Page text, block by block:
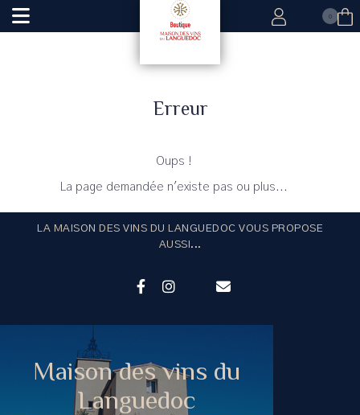
0
Erreur
Oups !
La page demandée n'existe pas ou plus...
LA MAISON DES VINS DU LANGUEDOC VOUS PROPOSE
AUSSI...
Maison des vins du
Languedoc